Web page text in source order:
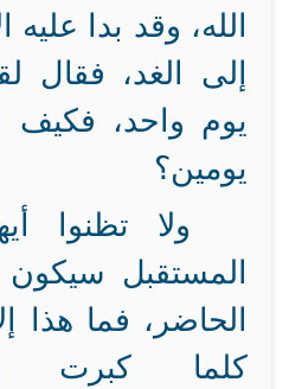
الله، وقد بدا
إلى الغد، فقال
يوم واحد، فكيف
يومين؟
ولا تظنوا
المستقبل سيكون
الحاضر، فما هذا
كلما كبرت